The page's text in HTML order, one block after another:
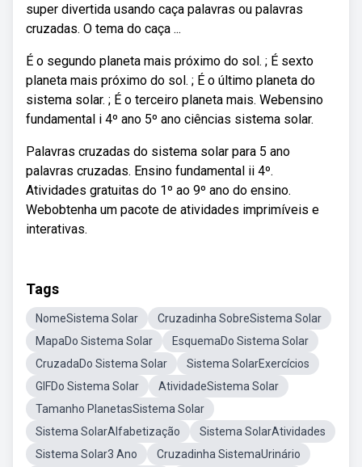
super divertida usando caça palavras ou palavras
cruzadas. O tema do caça ...
É o segundo planeta mais próximo do sol. ; É sexto
planeta mais próximo do sol. ; É o último planeta do
sistema solar. ; É o terceiro planeta mais. Webensino
fundamental i 4º ano 5º ano ciências sistema solar.
Palavras cruzadas do sistema solar para 5 ano
palavras cruzadas. Ensino fundamental ii 4º.
Atividades gratuitas do 1º ao 9º ano do ensino.
Webobtenha um pacote de atividades imprimíveis e
interativas.
Tags
NomeSistema Solar
Cruzadinha SobreSistema Solar
MapaDo Sistema Solar
EsquemaDo Sistema Solar
CruzadaDo Sistema Solar
Sistema SolarExercícios
GIFDo Sistema Solar
AtividadeSistema Solar
Tamanho PlanetasSistema Solar
Sistema SolarAlfabetização
Sistema SolarAtividades
Sistema Solar3 Ano
Cruzadinha SistemaUrinário